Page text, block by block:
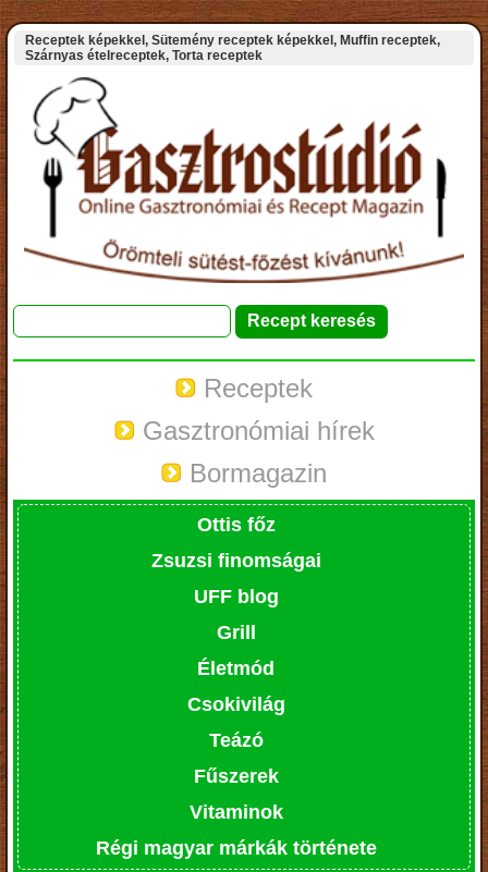
Receptek képekkel, Sütemény receptek képekkel, Muffin receptek,
Szárnyas ételreceptek, Torta receptek
Receptek
Gasztronómiai hírek
Bormagazin
Ottis főz
Zsuzsi finomságai
UFF blog
Grill
Életmód
Csokivilág
Teázó
Fűszerek
Vitaminok
Régi magyar márkák története